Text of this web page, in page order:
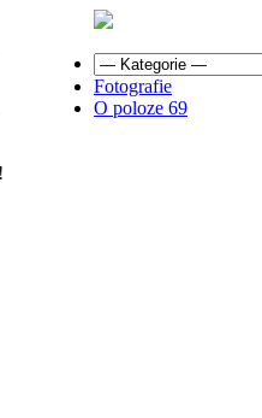
Fotografie
O poloze 69